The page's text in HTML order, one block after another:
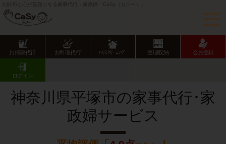
お財布と心が笑顔になる家事代行・家政婦「CaSy（カジー）」
お掃除代行 お料理代行 ﾊｳｽｸﾘｰﾆﾝｸﾞ 整理収納 会員登録
ログイン
CaSy TOP
平塚市の家事代行･家政婦サービス
神奈川県平塚市の家事代行･家
政婦サービス